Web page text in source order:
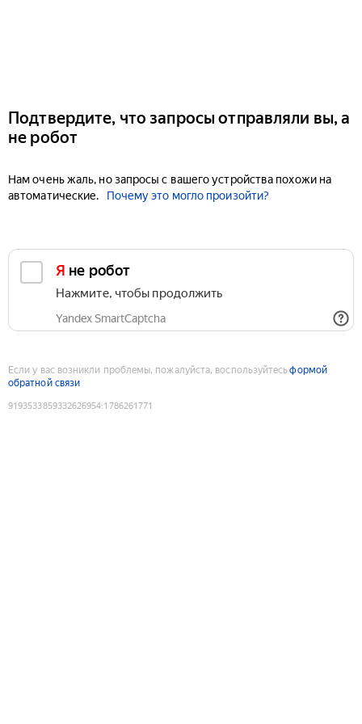
Подтвердите, что запросы отправляли вы, а
не робот
Нам очень жаль, но запросы с вашего устройства похожи на
автоматические.
Почему это могло произойти?
Я не робот
Нажмите, чтобы продолжить
Yandex SmartCaptcha
Если у вас возникли проблемы, пожалуйста, воспользуйтесьформой
обратной связи
9193533859332626954:1786261771